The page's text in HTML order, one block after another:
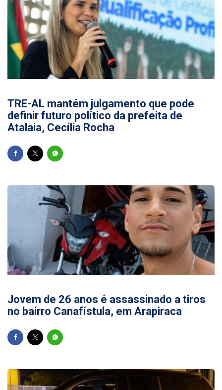
TRE-AL mantém julgamento que pode
definir futuro político da prefeita de
Atalaia, Cecília Rocha
Jovem de 26 anos é assassinado a tiros
no bairro Canafístula, em Arapiraca